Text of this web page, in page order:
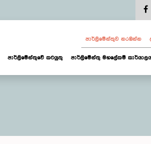
පාර්ලි‌මේන්තුව නරඹන්න
පාර්ලිමේන්තුවේ කටයුතු පාර්ලිමේන්තු මහලේකම්